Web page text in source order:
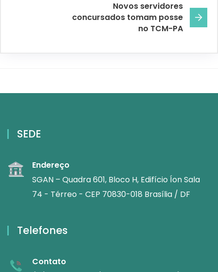
Novos servidores
concursados tomam posse
no TCM-PA
SEDE
Endereço
SGAN – Quadra 601, Bloco H, Edifício Íon Sala
74 - Térreo - CEP 70830-018 Brasília / DF
Telefones
Contato